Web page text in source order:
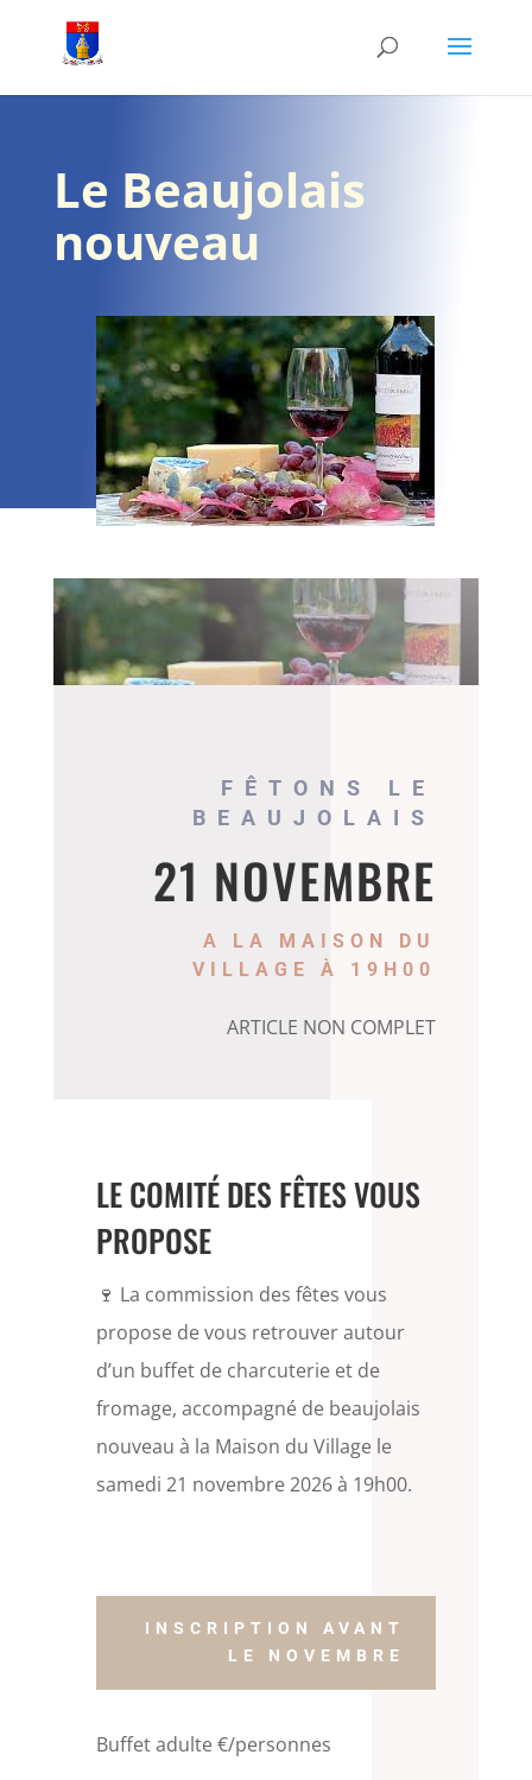
Le Beaujolais
nouveau
FÊTONS LE
BEAUJOLAIS
21 NOVEMBRE
A LA MAISON DU
VILLAGE À 19H00
ARTICLE NON COMPLET
LE COMITÉ DES FÊTES VOUS
PROPOSE
🍷 La commission des fêtes vous
propose de vous retrouver autour
d’un buffet de charcuterie et de
fromage, accompagné de beaujolais
nouveau à la Maison du Village le
samedi 21 novembre 2026 à 19h00.
INSCRIPTION AVANT
LE NOVEMBRE
Buffet adulte €/personnes